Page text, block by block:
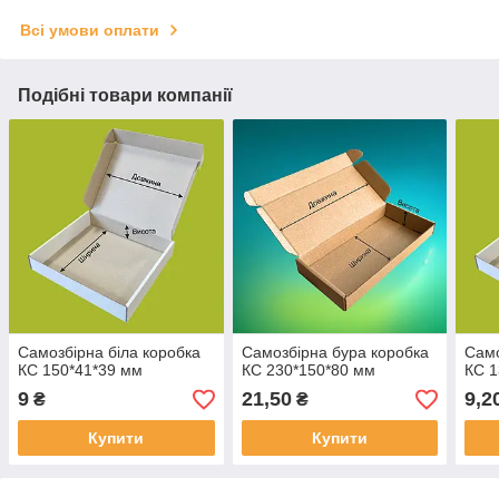
Всі умови оплати
Подібні товари компанії
Самозбірна біла коробка
КС 150*41*39 мм
9 ₴
Купити
Самозбірна бура коробка
КС 230*150*80 мм
21,50₴
Купити
КС